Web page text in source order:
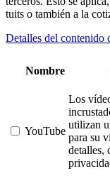
tuits o también a la
Detalles del contenido
Nombre
YouTube
Los
utilizan
para su
detalles,